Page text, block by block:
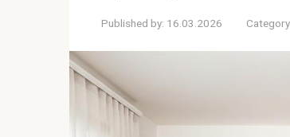
Published by: 16.03.2026